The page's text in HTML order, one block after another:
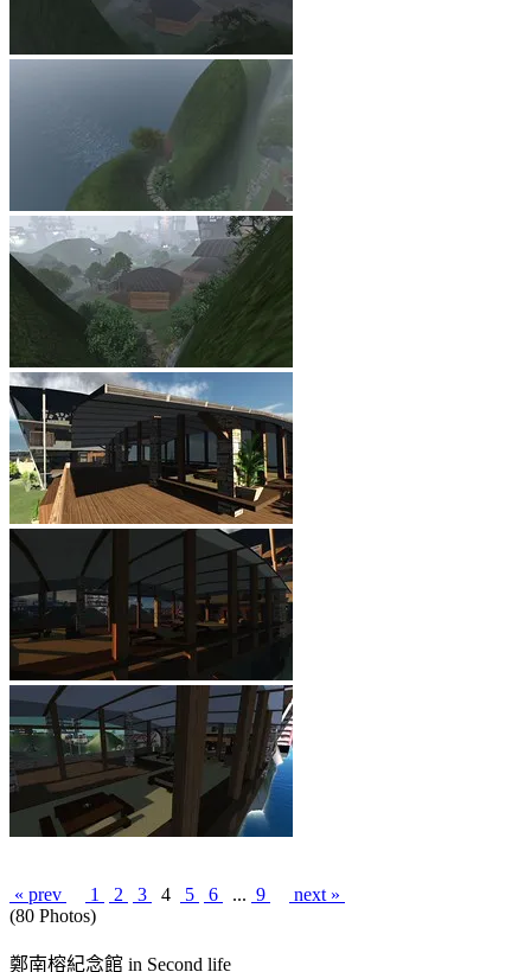
« prev 1 2 3 4 5 6 ... 9
next »
(80 Photos)
鄭南榕紀念館 in Second life